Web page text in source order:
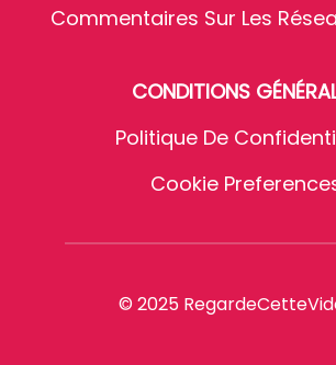
Commentaires Sur Les
CONDITIONS
Politique De
Cookie
© 2025